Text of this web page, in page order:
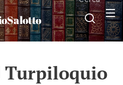
Turpiloquio